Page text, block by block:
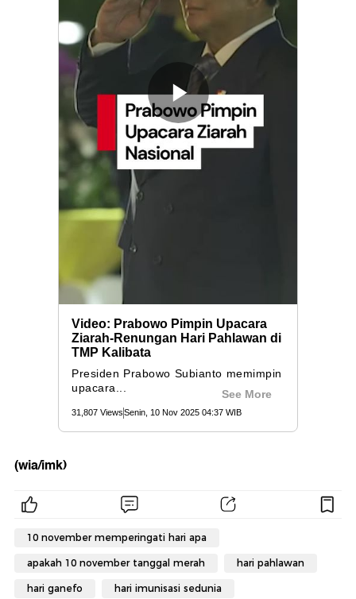
(wia/imk)
10 november memperingati hari apa
apakah 10 november tanggal merah hari pahlawan
hari ganefo hari imunisasi sedunia